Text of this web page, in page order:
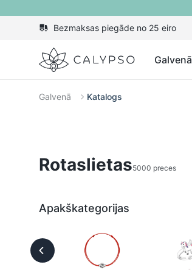
Bezmaksas piegāde no 25 eiro
Calypso Galvenā
Galvenā Katalogs
Rotaslietas5000 preces
Apakškategorijas